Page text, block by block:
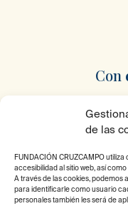
de las
FUNDACIÓN CRUZCAMPO
accesibilidad al sitio web, así
A través de las cookies, podemos
para identificarle como usuario
personales también les será de
Con